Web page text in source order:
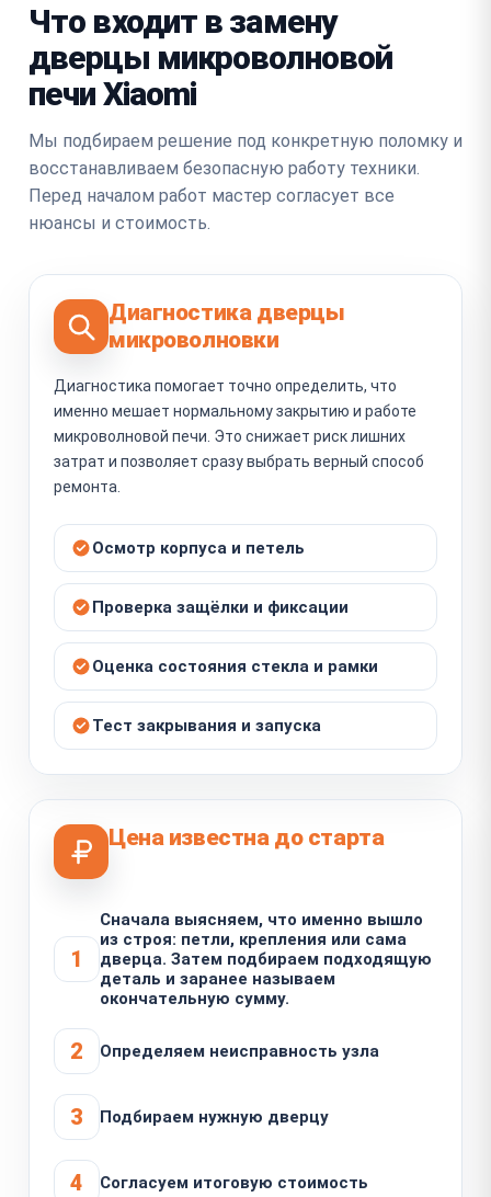
Что входит в замену
дверцы микроволновой
печи Xiaomi
Мы подбираем решение под конкретную поломку и
восстанавливаем безопасную работу техники.
Перед началом работ мастер согласует все
нюансы и стоимость.
Диагностика дверцы
микроволновки
Диагностика помогает точно определить, что
именно мешает нормальному закрытию и работе
микроволновой печи. Это снижает риск лишних
затрат и позволяет сразу выбрать верный способ
ремонта.
Осмотр корпуса и петель
Проверка защёлки и фиксации
Оценка состояния стекла и рамки
Тест закрывания и запуска
Цена известна до старта
1
Сначала выясняем, что именно вышло
из строя: петли, крепления или сама
дверца. Затем подбираем подходящую
деталь и заранее называем
окончательную сумму.
2 Определяем неисправность узла
3 Подбираем нужную дверцу
4 Согласуем итоговую стоимость